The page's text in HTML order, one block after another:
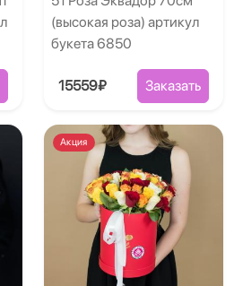
(высокая роза) артикул
букета 6850
15559₽ Заказать
Акция